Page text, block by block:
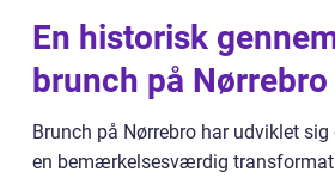
En historisk
brunch på Nørrebro
Brunch på Nørrebro har udviklet
en bemærkelsesværdig